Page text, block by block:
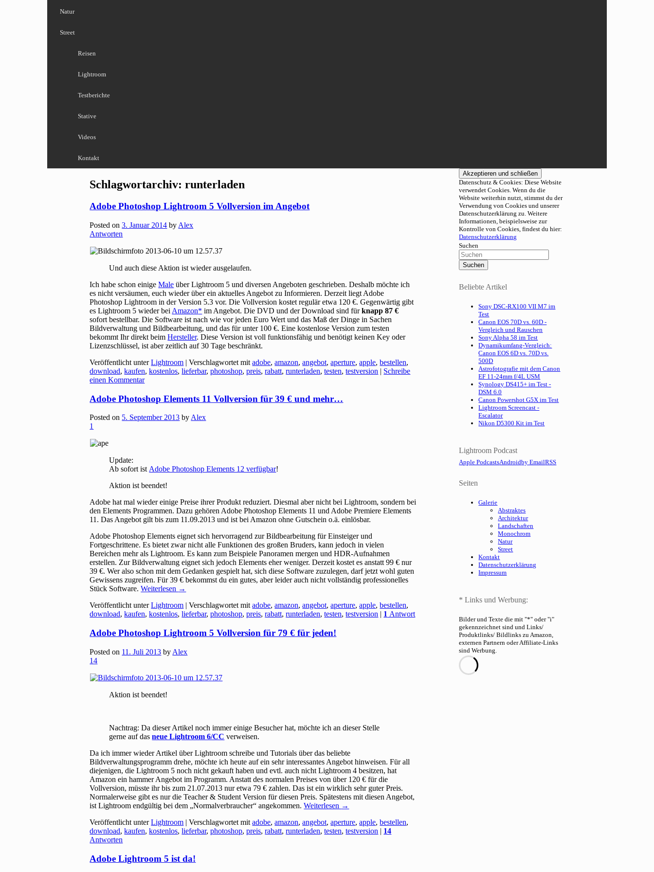
Natur
Street
Reisen
Lightroom
Testberichte
Stative
Videos
Kontakt
Schlagwortarchiv:runterladen
Adobe Photoshop Lightroom 5 Vollversion im Angebot
Posted on3. Januar 2014 by Alex
Antworten
Und auch diese Aktion ist wieder ausgelaufen.
Ich habe schon einigeMale über Lightroom 5 und diversen Angeboten geschrieben. Deshalb möchte ich
es nicht versäumen, euch wieder über ein aktuelles Angebot zu Informieren. Derzeit liegt Adobe
Photoshop Lightroom in der Version 5.3 vor. Die Vollversion kostet regulär etwa 120 €. Gegenwärtig gibt
es Lightroom 5 wieder bei Amazon im Angebot. Die DVD und der Download sind fürknapp 87 €
sofort bestellbar. Die Software ist nach wie vor jeden Euro Wert und das Maß der Dinge in Sachen
Bildverwaltung und Bildbearbeitung, und das für unter 100 €. Eine kostenlose Version zum testen
bekommt Ihr direkt beimHersteller. Diese Version ist voll funktionsfähig und benötigt keinen Key oder
Lizenzschlüssel, ist aber zeitlich auf 30 Tage beschränkt.
Veröffentlicht unter Lightroom |Verschlagwortet mit adobe,amazon,angebot,aperture,apple,bestellen,
download,kaufen,kostenlos,lieferbar,photoshop,preis,rabatt,runterladen,testen,testversion | Schreibe
einen Kommentar
Adobe Photoshop Elements 11 Vollversion für 39 € und mehr…
Posted on 5. September 2013 byAlex
1
Update:
Ab sofort istAdobe Photoshop Elements 12 verfügbar!
Aktion ist beendet!
Adobe hat mal wieder einige Preise ihrer Produkt reduziert. Diesmal aber nicht bei Lightroom, sondern bei
den Elements Programmen. Dazu gehören Adobe Photoshop Elements 11 und Adobe Premiere Elements
11. Das Angebot gilt bis zum 11.09.2013 und ist bei Amazon ohne Gutschein o.ä. einlösbar.
Adobe Photoshop Elements eignet sich hervorragend zur Bildbearbeitung für Einsteiger und
Fortgeschrittene. Es bietet zwar nicht alle Funktionen des großen Bruders, kann jedoch in vielen
Bereichen mehr als Lightroom. Es kann zum Beispiele Panoramen mergen und HDR-Aufnahmen
erstellen. Zur Bildverwaltung eignet sich jedoch Elements eher weniger. Derzeit kostet es anstatt 99 € nur
39 €. Wer also schon mit dem Gedanken gespielt hat, sich diese Software zuzulegen, darf jetzt wohl guten
Gewissens zugreifen. Für 39 € bekommst du ein gutes, aber leider auch nicht vollständig professionelles
Stück Software.Weiterlesen →
Veröffentlicht unter Lightroom |Verschlagwortet mit adobe,amazon,angebot,aperture,apple,bestellen,
download,kaufen,kostenlos,lieferbar,photoshop,preis,rabatt,runterladen,testen,testversion | 1 Antwort
Adobe Photoshop Lightroom 5 Vollversion für 79 € für jeden!
Posted on 11. Juli 2013 by Alex
14
Aktion ist beendet!
Nachtrag: Da dieser Artikel noch immer einige Besucher hat, möchte ich an dieser Stelle
gerne auf dasneue Lightroom 6/CC verweisen.
Da ich immer wieder Artikel über Lightroom schreibe und Tutorials über das beliebte
Bildverwaltungsprogramm drehe, möchte ich heute auf ein sehr interessantes Angebot hinweisen. Für all
diejenigen, die Lightroom 5 noch nicht gekauft haben und evtl. auch nicht Lightroom 4 besitzen, hat
Amazon ein hammer Angebot im Programm. Anstatt des normalen Preises von über 120 € für die
Vollversion, müsste ihr bis zum 21.07.2013 nur etwa 79 € zahlen. Das ist ein wirklich sehr guter Preis.
Normalerweise gibt es nur die Teacher & Student Version für diesen Preis. Spätestens mit diesen Angebot,
ist Lightroom endgültig bei dem „Normalverbraucher“ angekommen.Weiterlesen →
Veröffentlicht unter Lightroom |Verschlagwortet mit adobe,amazon,angebot,aperture,apple,bestellen,
download,kaufen,kostenlos,lieferbar,photoshop,preis,rabatt,runterladen,testen,testversion | 14
Antworten
Adobe Lightroom 5 ist da!
Datenschutz & Cookies: Diese Website
verwendet Cookies. Wenn du die
Website weiterhin nutzt, stimmst du der
Verwendung von Cookies und unserer
Datenschutzerklärung zu. Weitere
Informationen, beispielsweise zur
Kontrolle von Cookies, findest du hier:
Datenschutzerklärung
Suchen
Beliebte Artikel
Sony DSC-RX100 VII M7 im
Test
Canon EOS 70D vs. 60D -
Vergleich und Rauschen
Sony Alpha 58 im Test
Dynamikumfang-Vergleich:
Canon EOS 6D vs. 70D vs.
500D
Astrofotografie mit dem Canon
EF 11-24mm f/4L USM
Synology DS415+ im Test -
DSM 6.0
Canon Powershot G5X im Test
Lightroom Screencast -
Escalator
Nikon D5300 Kit im Test
Lightroom Podcast
Apple PodcastsAndroidby EmailRSS
Seiten
Galerie
Abstraktes
Architektur
Landschaften
Monochrom
Natur
Street
Kontakt
Datenschutzerklärung
Impressum
* Links und Werbung:
Bilder und Texte die mit "*" oder "i"
gekennzeichnet sind und Links/
Produktlinks/ Bildlinks zu Amazon,
externen Partnern oder Affiliate-Links
sind Werbung.